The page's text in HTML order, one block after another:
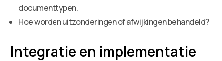
documenttypen.
Hoe worden uitzonderingen of afwijkingen behandeld?
Integratie en implementatie